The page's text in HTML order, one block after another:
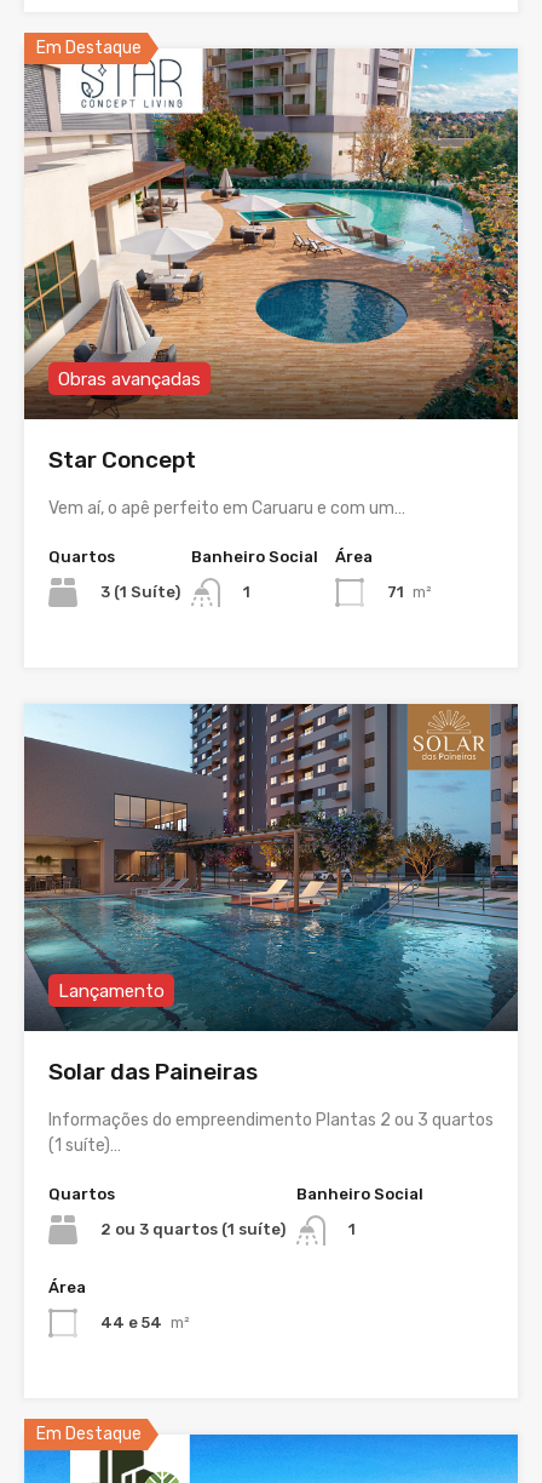
Em Destaque
Obras avançadas
Star Concept
Vem aí, o apê perfeito em Caruaru e com um…
Quartos
3 (1 Suíte)
Banheiro Social
1
Área
71 m²
Lançamento
Solar das Paineiras
Informações do empreendimento Plantas 2 ou 3 quartos
(1 suíte)…
Quartos
2 ou 3 quartos (1 suíte)
Banheiro Social
1
Área
44 e 54 m²
Em Destaque